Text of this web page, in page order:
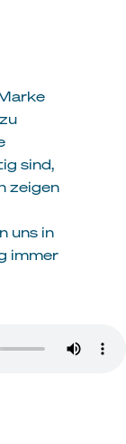
sind,
zeigen
uns in
immer